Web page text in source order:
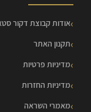
אודות קבוצת דקור
תקנון האתר
מדיניות פרטיות
מדיניות החזרות
מאמרי השראה